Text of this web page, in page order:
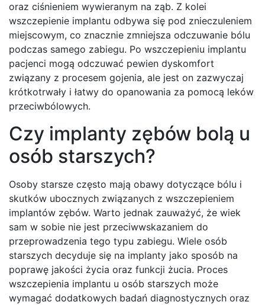
oraz ciśnieniem wywieranym na ząb. Z kolei
wszczepienie implantu odbywa się pod znieczuleniem
miejscowym, co znacznie zmniejsza odczuwanie bólu
podczas samego zabiegu. Po wszczepieniu implantu
pacjenci mogą odczuwać pewien dyskomfort
związany z procesem gojenia, ale jest on zazwyczaj
krótkotrwały i łatwy do opanowania za pomocą leków
przeciwbólowych.
Czy implanty zębów bolą u
osób starszych?
Osoby starsze często mają obawy dotyczące bólu i
skutków ubocznych związanych z wszczepieniem
implantów zębów. Warto jednak zauważyć, że wiek
sam w sobie nie jest przeciwwskazaniem do
przeprowadzenia tego typu zabiegu. Wiele osób
starszych decyduje się na implanty jako sposób na
poprawę jakości życia oraz funkcji żucia. Proces
wszczepienia implantu u osób starszych może
wymagać dodatkowych badań diagnostycznych oraz